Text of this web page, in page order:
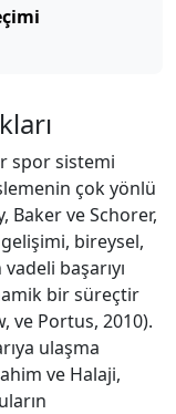
spor sistemi
çok yönlü
Baker ve Schorer,
bireysel,
başarıyı
bir süreçtir
ve Portus, 2010).
ulaşma
ve Halaji,